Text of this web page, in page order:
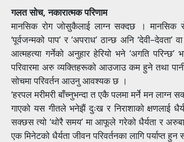
गलत सोच, नकारात्मक परिणाम
मानसिक रोग जोसुकैलाई लाग्न सक्दछ । मानसिक
‘पूर्वजन्मको पाप’ र ‘अपराध’ ठान्छ अनि
आत्महत्या गर्नेको अनुहार हेरियो भने ‘अगति
परिवारमा अरु व्यक्तिहरूको आउजाउ कम हुने तथा
सोचमा परिवर्तन आउनु आवश्यक छ ।
‘हरपल मरीमरी बाँच्नुभन्दा त एकै पलमा मर्ने मन
गाएको यस गीतले भनेझैं दुःख र निराशाको क्षणलाई
सक्छस त्यो ‘थोरै समय’ मा आफूले गरेको धैर्यता र
एक मिनेटको धैर्यता जीवन परिवर्तनका लागि पर्याप्त